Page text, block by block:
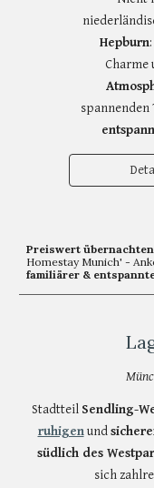
Hepburn
Charme
spannenden
Preiswert
Homestay Munich' -
familiärer &
Stadtteil Sendling-
ruhigenund
südlich des
sich